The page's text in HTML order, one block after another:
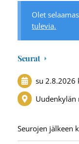
Olet
tulevia.
Seurat
su 2.8.2026
Uudenkylän
Seurojen jälkeen